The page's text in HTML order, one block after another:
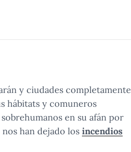
y ciudades completamente
hábitats y comuneros
en su afán por
han dejado los incendios